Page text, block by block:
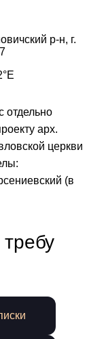
р-н, г.
отдельно
арх.
церкви
(в